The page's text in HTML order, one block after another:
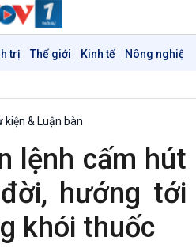
trị Thế giới Kinh tế Nông nghiệp
Thời sự
kiện & Luận bàn
lệnh cấm hút
hướng tới
khói thuốc